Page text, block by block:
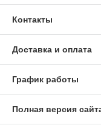
Контакты
Доставка и оплата
График работы
Полная версия